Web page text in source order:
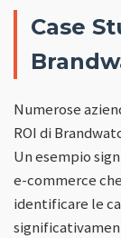
Case
Numerose
ROI di
Un esempio
e-commerce
identificare le